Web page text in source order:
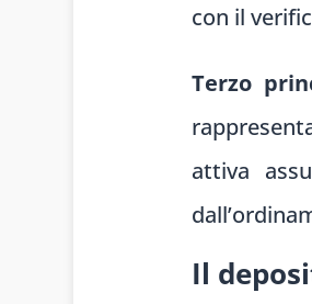
con il
Terzo
attiva
Il